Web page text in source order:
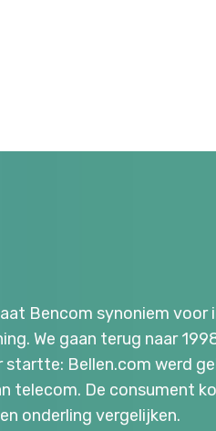
Bencom synoniem
We gaan terug naar
startte: Bellen.com werd
telecom. De consument
onderling vergelijken.